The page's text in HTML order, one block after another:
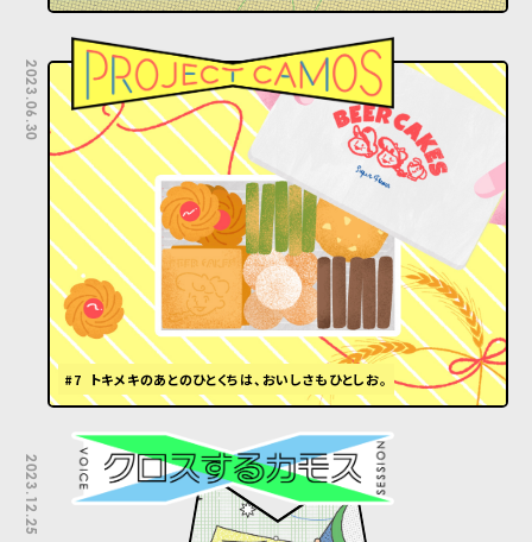
2023.06.30
#7 トキメキのあとのひとくちは、おいしさもひとしお。
2023.12.25